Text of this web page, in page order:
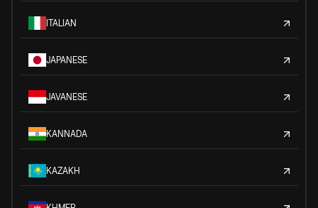
ITALIAN
JAPANESE
JAVANESE
KANNADA
KAZAKH